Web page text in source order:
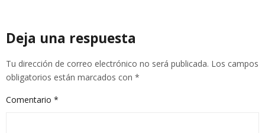
Deja una respuesta
Tu dirección de correo electrónico no será publicada. Los campos
obligatorios están marcados con *
Comentario *